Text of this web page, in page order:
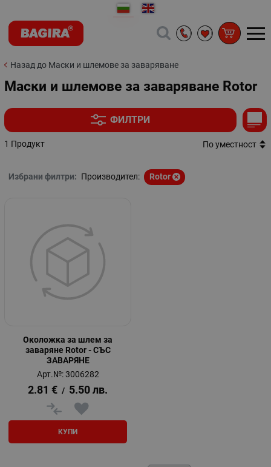
Назад до Маски и шлемове за заваряване
Маски и шлемове за заваряване Rotor
ФИЛТРИ
1 Продукт По уместност
Избрани филтри: Производител: Rotor
Околожка за шлем за
заваряне Rotor - СЪС
ЗАВАРЯНЕ
Арт.№: 3006282
2.81 € / 5.50 лв.
КУПИ